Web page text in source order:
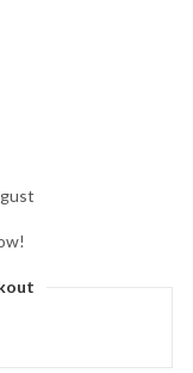
Recording Mic